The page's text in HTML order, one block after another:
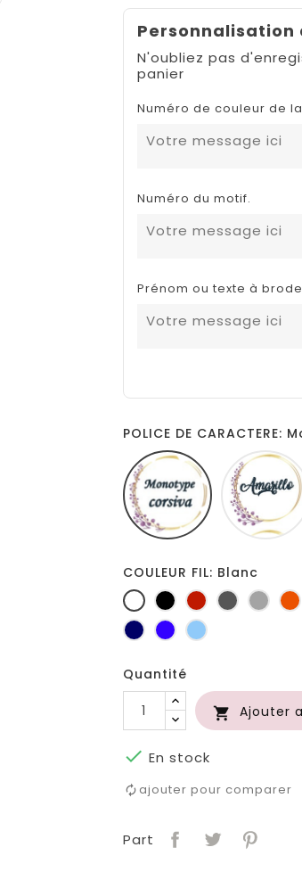
Personnalisation
N'oubliez pas
panier
Numéro de couleur de
Numéro du motif.
Prénom ou texte à
POLICE DE
Monotype
corsiva
COULEUR FIL: Blanc
BlancNoir RougeGris
foncé
Gris
clair
MarineBleu
roi
Bleu
Quantité
 Ajouter
 En stock
ajouter pour comparer
Part